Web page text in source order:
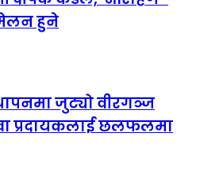
हुने
जुट्यो वीरगञ्ज
प्रदायकलाई छलफलमा